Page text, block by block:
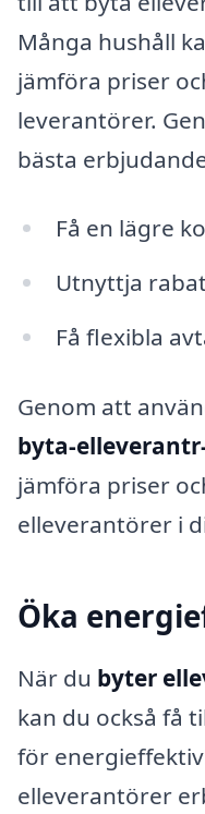
Många hushåll
jämföra priser
leverantörer.
bästa
Få en lägre
Utnyttja
Få flexibla
Genom att
byta-
jämföra priser
elleverantörer i
Öka
När du byter
kan du också få
för
elleverantörer